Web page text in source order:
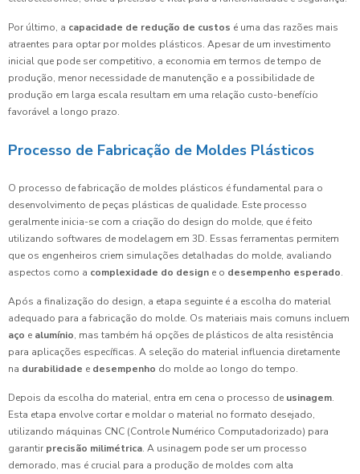
Por último, a capacidade de redução de custos é uma das razões mais
atraentes para optar por moldes plásticos. Apesar de um investimento
inicial que pode ser competitivo, a economia em termos de tempo de
produção, menor necessidade de manutenção e a possibilidade de
produção em larga escala resultam em uma relação custo-benefício
favorável a longo prazo.
Processo de Fabricação de Moldes Plásticos
O processo de fabricação de moldes plásticos é fundamental para o
desenvolvimento de peças plásticas de qualidade. Este processo
geralmente inicia-se com a criação do design do molde, que é feito
utilizando softwares de modelagem em 3D. Essas ferramentas permitem
que os engenheiros criem simulações detalhadas do molde, avaliando
aspectos como a complexidade do design e o desempenho esperado.
Após a finalização do design, a etapa seguinte é a escolha do material
adequado para a fabricação do molde. Os materiais mais comuns incluem
aço e alumínio, mas também há opções de plásticos de alta resistência
para aplicações específicas. A seleção do material influencia diretamente
na durabilidade e desempenho do molde ao longo do tempo.
Depois da escolha do material, entra em cena o processo de usinagem.
Esta etapa envolve cortar e moldar o material no formato desejado,
utilizando máquinas CNC (Controle Numérico Computadorizado) para
garantir precisão milimétrica. A usinagem pode ser um processo
demorado, mas é crucial para a produção de moldes com alta